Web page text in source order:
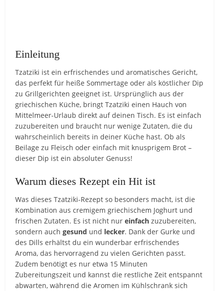
Einleitung
Tzatziki ist ein erfrischendes und aromatisches Gericht,
das perfekt für heiße Sommertage oder als köstlicher Dip
zu Grillgerichten geeignet ist. Ursprünglich aus der
griechischen Küche, bringt Tzatziki einen Hauch von
Mittelmeer-Urlaub direkt auf deinen Tisch. Es ist einfach
zuzubereiten und braucht nur wenige Zutaten, die du
wahrscheinlich bereits in deiner Küche hast. Ob als
Beilage zu Fleisch oder einfach mit knusprigem Brot –
dieser Dip ist ein absoluter Genuss!
Warum dieses Rezept ein Hit ist
Was dieses Tzatziki-Rezept so besonders macht, ist die
Kombination aus cremigem griechischem Joghurt und
frischen Zutaten. Es ist nicht nureinfach zuzubereiten,
sondern auchgesund und lecker. Dank der Gurke und
des Dills erhältst du ein wunderbar erfrischendes
Aroma, das hervorragend zu vielen Gerichten passt.
Zudem benötigt es nur etwa 15 Minuten
Zubereitungszeit und kannst die restliche Zeit entspannt
abwarten, während die Aromen im Kühlschrank sich